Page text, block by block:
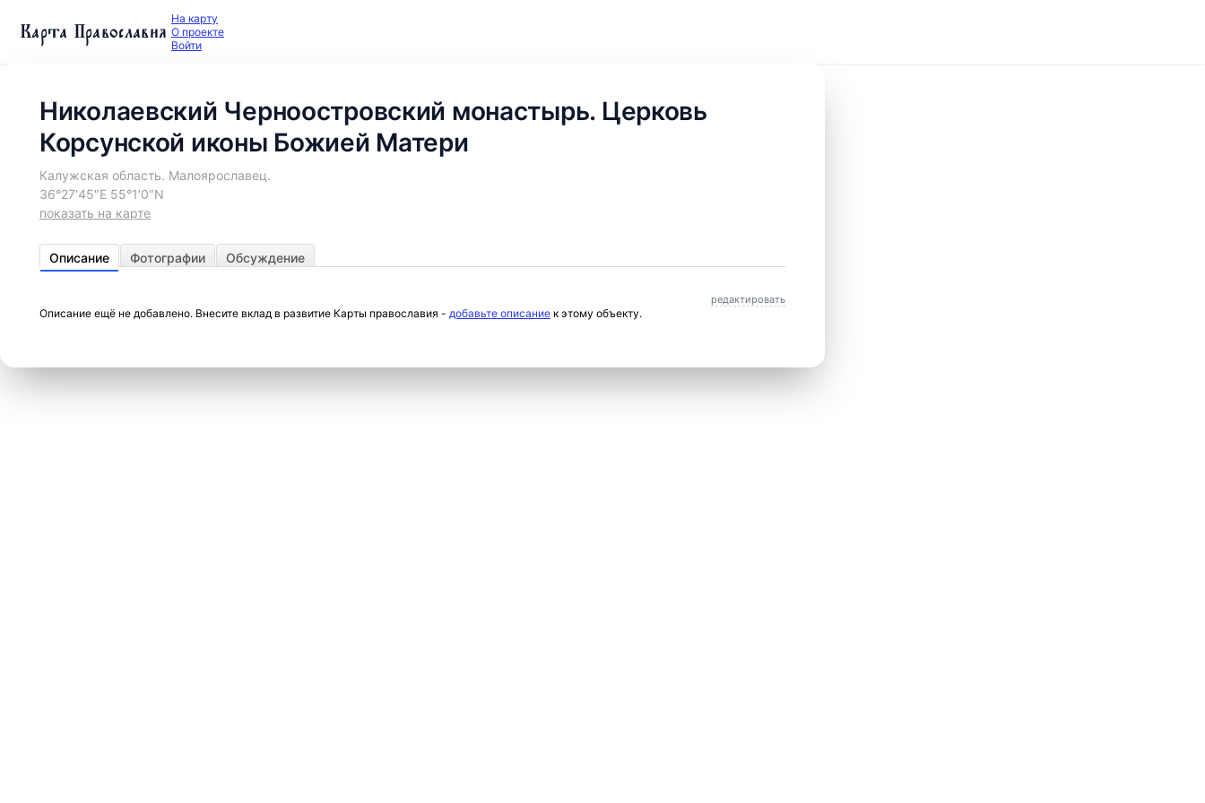
Карта Православия На карту
О проекте
Войти
Николаевский Черноостровский монастырь. Церковь
Корсунской иконы Божией Матери
Калужская область. Малоярославец.
36°27′45″E 55°1′0″N
показать на карте
Описание Фотографии Обсуждение
редактировать
Описание ещё не добавлено. Внесите вклад в развитие Карты православия - добавьте описание к этому объекту.